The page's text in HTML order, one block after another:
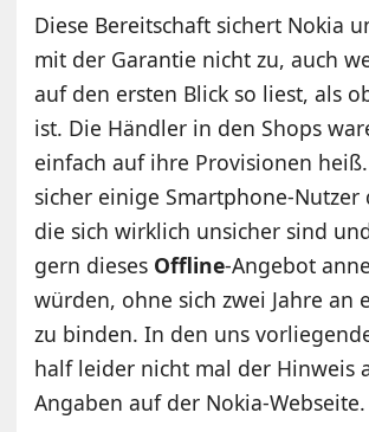
Diese Bereitschaft sichert Nokia
mit der Garantie nicht zu, auch
auf den ersten Blick so liest, als
ist. Die Händler in den Shops
einfach auf ihre Provisionen
sicher einige Smartphone-Nutzer
die sich wirklich unsicher sind
gern dieses Offline-Angebot
würden, ohne sich zwei Jahre an
zu binden. In den uns
half leider nicht mal der Hinweis
Angaben auf der Nokia-Webseite.